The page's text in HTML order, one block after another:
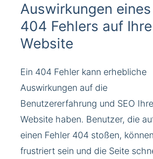
Auswirkungen eines
404 Fehlers auf Ihre
Website
Ein 404 Fehler kann erhebliche
Auswirkungen auf die
Benutzererfahrung und SEO
Website haben. Benutzer, die
einen Fehler 404 stoßen, können
frustriert sein und die Seite